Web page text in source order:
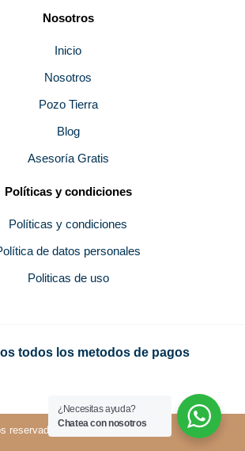
Nosotros
Inicio
Nosotros
Pozo Tierra
Blog
Asesoría Gratis
Políticas y condiciones
Políticas y condiciones
de datos personales
Politicas de uso
todos los metodos de pagos
reservados GROUPMEN
¿Necesitas ayuda?
Chatea con nosotros